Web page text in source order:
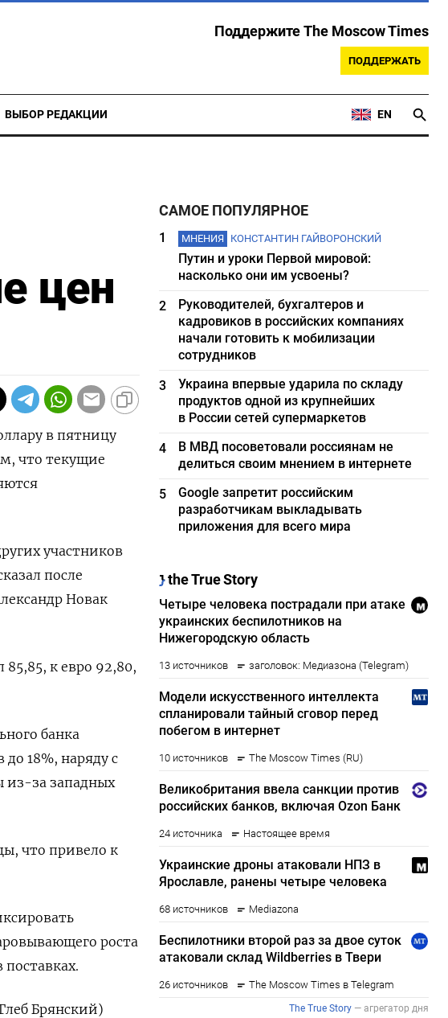
Поддержите The Moscow Times
ПОДДЕРЖАТЬ
ВЫБОР РЕДАКЦИИ EN
цен
в пятницу
что текущие
участников
после
Новак
85,85, к евро 92,80,
банка
18%, наряду с
из-за западных
что привело к
роста
Брянский)
САМОЕ ПОПУЛЯРНОЕ
1 МНЕНИЯ КОНСТАНТИН ГАЙВОРОНСКИЙ
Путин и уроки Первой мировой:
насколько они им усвоены?
2
Руководителей, бухгалтеров и
кадровиков в российских компаниях
начали готовить к мобилизации
сотрудников
3
Украина впервые ударила по складу
продуктов одной из крупнейших
в России сетей супермаркетов
4
В МВД посоветовали россиянам не
делиться своим мнением в интернете
5
Google запретит российским
разработчикам выкладывать
приложения для всего мира